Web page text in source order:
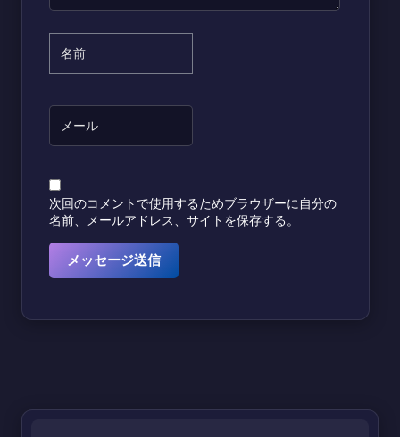
次回のコメントで使用するためブラウザーに自分の
名前、メールアドレス、サイトを保存する。